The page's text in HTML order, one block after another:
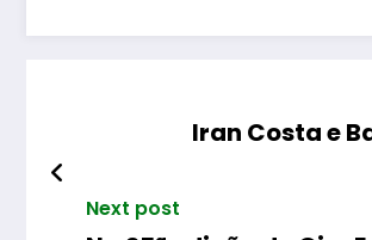
Iran Costa e
Next post